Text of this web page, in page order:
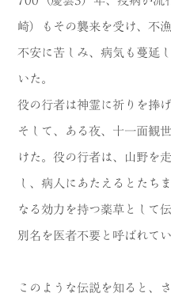
崎）もその襲来を受け、不
不安に苦しみ、病気も蔓延
いた。
役の行者は神霊に祈りを捧
そして、ある夜、十一面観
けた。役の行者は、山野を
し、病人にあたえるとたち
なる効力を持つ薬草として
別名を医者不要と呼ばれて
このような伝説を知ると、